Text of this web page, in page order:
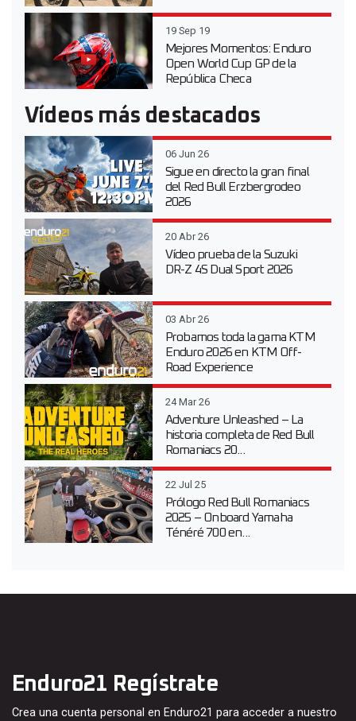
19 Sep 19
Mejores Momentos: Enduro
Open World Cup GP de la
República Checa
Vídeos más destacados
06 Jun 26
Sigue en directo la gran final
del Red Bull Erzbergrodeo
2026
20 Abr 26
Vídeo prueba de la Suzuki
DR-Z 4S Dual Sport 2026
03 Abr 26
Probamos toda la gama KTM
Enduro 2026 en KTM Off-
Road Experience
24 Mar 26
Adventure Unleashed – La
historia completa de Red Bull
Romaniacs 20...
22 Jul 25
Prólogo Red Bull Romaniacs
2025 – Onboard Yamaha
Ténéré 700 en...
Enduro21 Regístrate
Crea una cuenta personal en Enduro21 para acceder a nuestro